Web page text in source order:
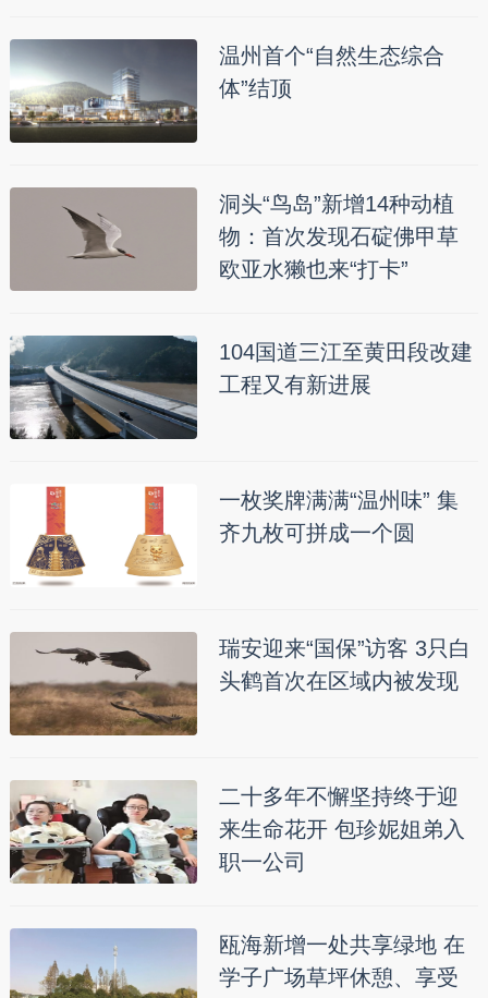
温州首个“自然生态综合
体”结顶
洞头“鸟岛”新增14种动植
物：首次发现石碇佛甲草
欧亚水獭也来“打卡”
104国道三江至黄田段改建
工程又有新进展
一枚奖牌满满“温州味” 集
齐九枚可拼成一个圆
瑞安迎来“国保”访客 3只白
头鹤首次在区域内被发现
二十多年不懈坚持终于迎
来生命花开 包珍妮姐弟入
职一公司
瓯海新增一处共享绿地 在
学子广场草坪休憩、享受